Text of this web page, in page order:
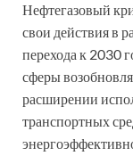
Нефтегазовый
свои действия в
перехода к 2030
сферы
расширении
транспортных